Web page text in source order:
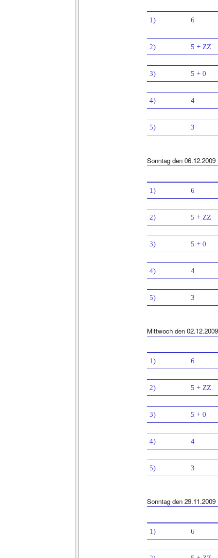
1) 6
2) 5 + ZZ
3) 5 + 0
4) 4
5) 3
Sonntag den 06.12.2009
1) 6
2) 5 + ZZ
3) 5 + 0
4) 4
5) 3
Mittwoch den 02.12.2009
1) 6
2) 5 + ZZ
3) 5 + 0
4) 4
5) 3
Sonntag den 29.11.2009
1) 6